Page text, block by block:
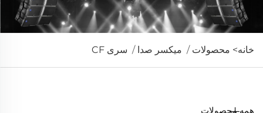
خانه> محصولات / میکسر صدا / سری CF
همه محصولات